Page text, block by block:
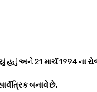
હતું અને 21 માર્ચ1994ના
બનાવે છે.